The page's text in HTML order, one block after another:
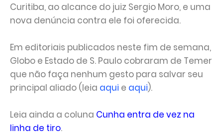
Curitiba, ao alcance do juiz Sergio Moro, e uma
nova denúncia contra ele foi oferecida.
Em editoriais publicados neste fim de semana,
Globo e Estado de S. Paulo cobraram de Temer
que não faça nenhum gesto para salvar seu
principal aliado (leia aqui e aqui).
Leia ainda a coluna Cunha entra de vez na
linha de tiro.